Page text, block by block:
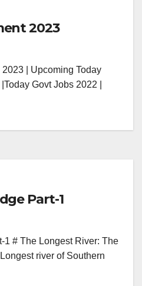
2023
| Upcoming Today
Govt Jobs 2022 |
Part-1
1 # The Longest River: The
river of Southern